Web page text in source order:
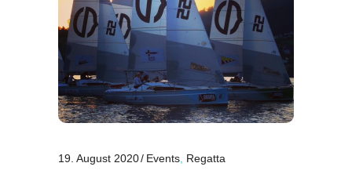
19. August 2020 Events Regatta